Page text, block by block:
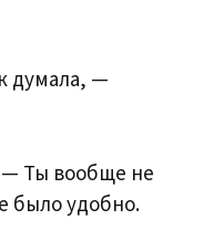
думала, —
Ты вообще не
было удобно.